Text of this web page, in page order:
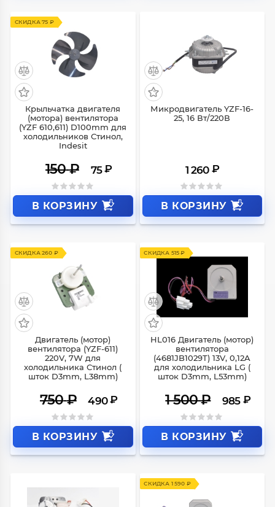
СКИДКА 75 ₽
Крыльчатка двигателя
(мотора) вентилятора
(YZF 610,611) D100mm для
холодильников Стинол,
Indesit
150₽ 75 ₽
В КОРЗИНУ
Микродвигатель YZF-16-
25, 16 Вт/220В
1 260 ₽
В КОРЗИНУ
СКИДКА 260 ₽
Двигатель (мотор)
вентилятора (YZF-611)
220V, 7W для
холодильника Стинол (
шток D3mm, L38mm)
750₽ 490 ₽
В КОРЗИНУ
СКИДКА 515 ₽
HL016 Двигатель (мотор)
вентилятора
(4681JB1029T) 13V, 0,12A
для холодильника LG (
шток D3mm, L53mm)
1 500₽ 985 ₽
В КОРЗИНУ